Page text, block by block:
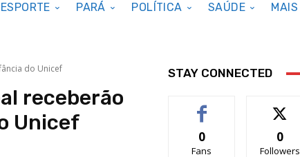
ESPORTE PARÁ POLÍTICA SAÚDE MAIS
do Unicef
receberão
Unicef
STAY CONNECTED
0
Fans
0
Followers